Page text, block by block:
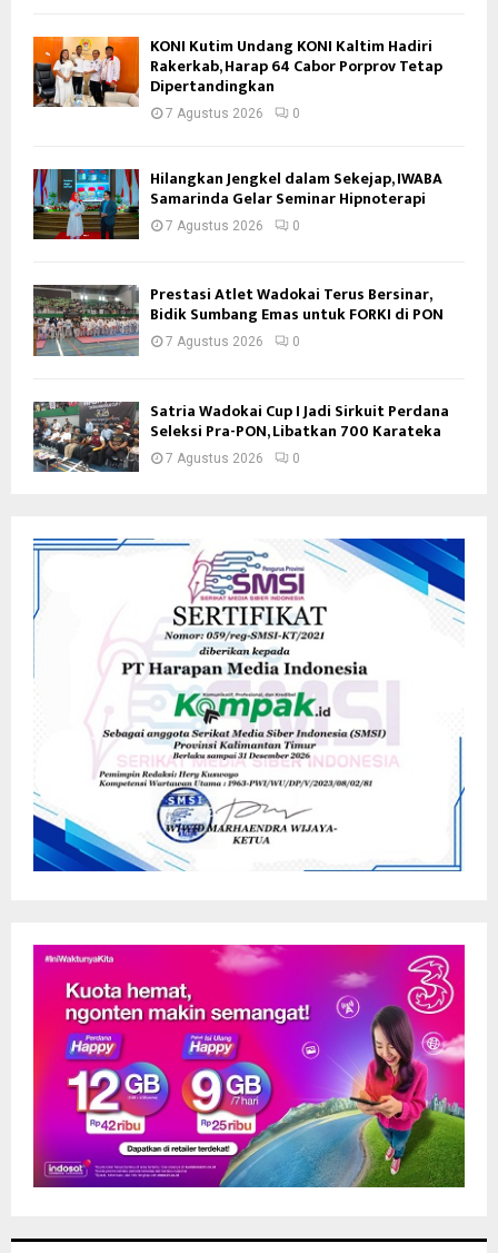
KONI Kutim Undang KONI Kaltim Hadiri
Rakerkab, Harap 64 Cabor Porprov Tetap
Dipertandingkan
7 Agustus 2026 0
Hilangkan Jengkel dalam Sekejap, IWABA
Samarinda Gelar Seminar Hipnoterapi
7 Agustus 2026 0
Prestasi Atlet Wadokai Terus Bersinar,
Bidik Sumbang Emas untuk FORKI di PON
7 Agustus 2026 0
Satria Wadokai Cup I Jadi Sirkuit Perdana
Seleksi Pra-PON, Libatkan 700 Karateka
7 Agustus 2026 0